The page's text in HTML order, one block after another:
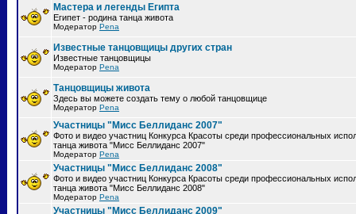
Мастера и легенды Египта
Египет - родина танца живота
Модератор Pena
Известные танцовщицы других стран
Известные танцовщицы
Модератор Pena
Танцовщицы живота
Здесь вы можете создать тему о любой танцовщице
Модератор Pena
Участницы "Мисс Беллиданс 2007"
Фото и видео участниц Конкурса Красоты среди профессиональных
танца живота "Мисс Беллиданс 2007"
Модератор Pena
Участницы "Мисс Беллиданс 2008"
Фото и видео участниц Конкурса Красоты среди профессиональных
танца живота "Мисс Беллиданс 2008"
Модератор Pena
Участницы "Мисс Беллиданс 2009"